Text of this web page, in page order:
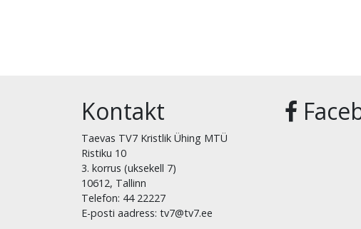
Kontakt
Taevas TV7 Kristlik Ühing MTÜ
Ristiku 10
3. korrus (uksekell 7)
10612, Tallinn
Telefon: 44 22227
E-posti aadress: tv7@tv7.ee